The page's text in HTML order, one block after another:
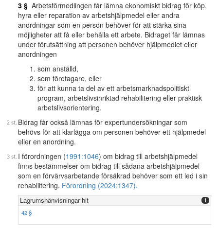
3 § Arbetsförmedlingen får lämna ekonomiskt bidrag för köp,
hyra eller reparation av arbetshjälpmedel eller andra
anordningar som en person behöver för att stärka sina
möjligheter att få eller behålla ett arbete. Bidraget får lämnas
under förutsättning att personen behöver hjälpmedlet eller
anordningen
som anställd,
som företagare, eller
för att kunna ta del av ett arbetsmarknadspolitiskt
program, arbetslivsinriktad rehabilitering eller praktisk
arbetslivsorientering.
Bidrag får också lämnas för expertundersökningar som
behövs för att klarlägga om personen behöver ett hjälpmedel
eller en anordning.
I förordningen (1991:1046) om bidrag till arbetshjälpmedel
finns bestämmelser om bidrag till sådana arbetshjälpmedel
som en förvärvsarbetande försäkrad behöver som ett led i sin
rehabilitering. Förordning (2024:1347).
Lagrumshänvisningar hit 1
42 §